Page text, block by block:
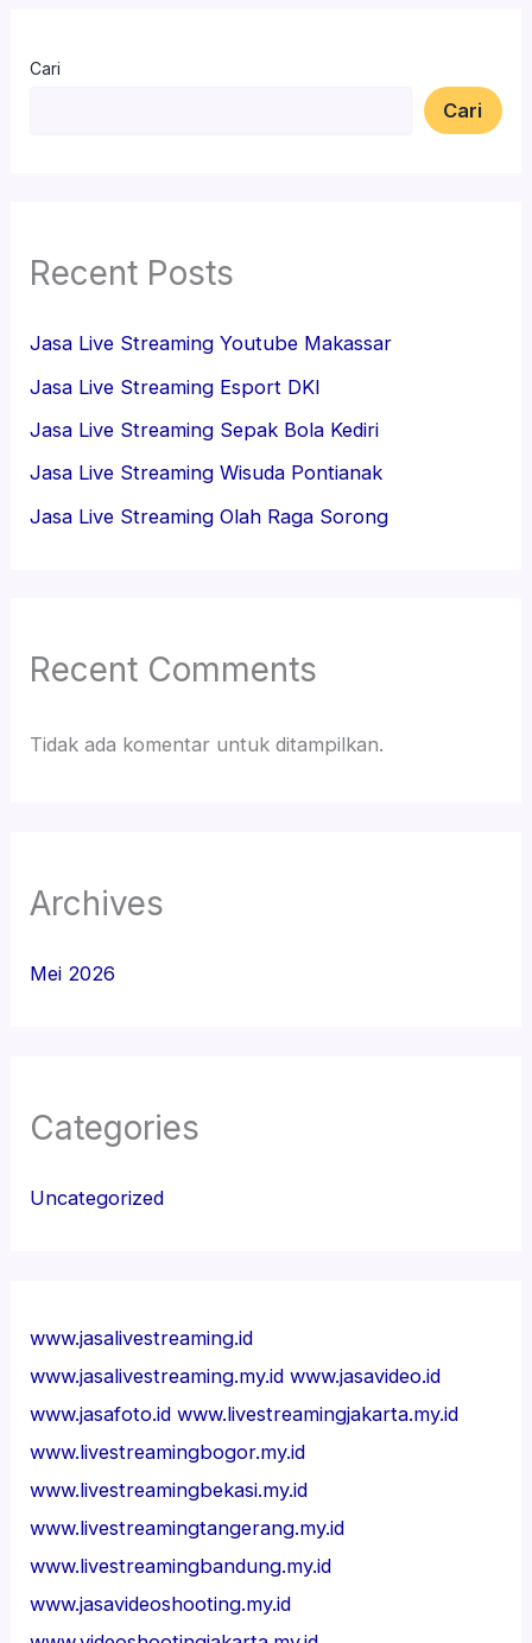
Cari
Cari
Recent Posts
Jasa Live Streaming Youtube Makassar
Jasa Live Streaming Esport DKI
Jasa Live Streaming Sepak Bola Kediri
Jasa Live Streaming Wisuda Pontianak
Jasa Live Streaming Olah Raga Sorong
Recent Comments
Tidak ada komentar untuk ditampilkan.
Archives
Mei 2026
Categories
Uncategorized
www.jasalivestreaming.id
www.jasalivestreaming.my.id www.jasavideo.id
www.jasafoto.id www.livestreamingjakarta.my.id
www.livestreamingbogor.my.id
www.livestreamingbekasi.my.id
www.livestreamingtangerang.my.id
www.livestreamingbandung.my.id
www.jasavideoshooting.my.id